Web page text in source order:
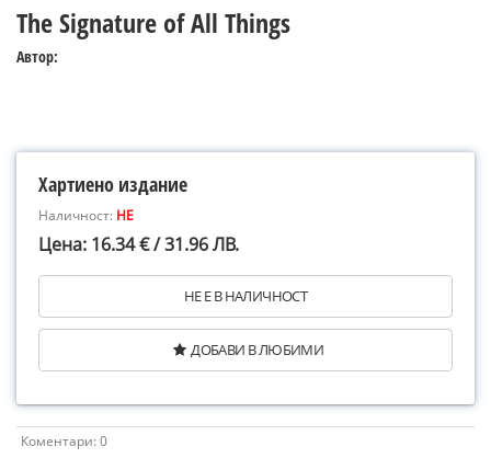
The Signature of All Things
Автор:
Хартиено издание
Наличност: НЕ
Цена: 16.34 € / 31.96 ЛВ.
НЕ Е В НАЛИЧНОСТ
ДОБАВИ В ЛЮБИМИ
Коментари: 0